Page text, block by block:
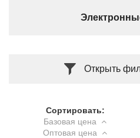
Открыть
Сортировать:
Базовая цена
Оптовая цена